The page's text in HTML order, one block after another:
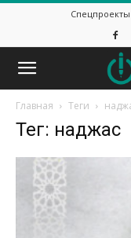
Спецпроекты
Главная Теги
Тег: наджас